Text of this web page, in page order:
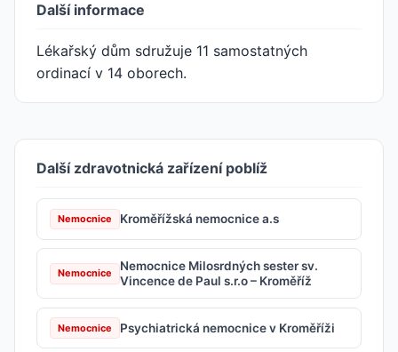
Další informace
Lékařský dům sdružuje 11 samostatných
ordinací v 14 oborech.
Další zdravotnická zařízení poblíž
Nemocnice Kroměřížská nemocnice a.s
Nemocnice
Nemocnice Milosrdných sester sv.
Vincence de Paul s.r.o – Kroměříž
Nemocnice Psychiatrická nemocnice v Kroměříži